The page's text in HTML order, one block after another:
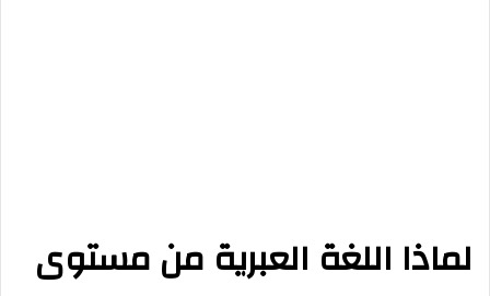
لماذا اللغة العبرية من مستوى